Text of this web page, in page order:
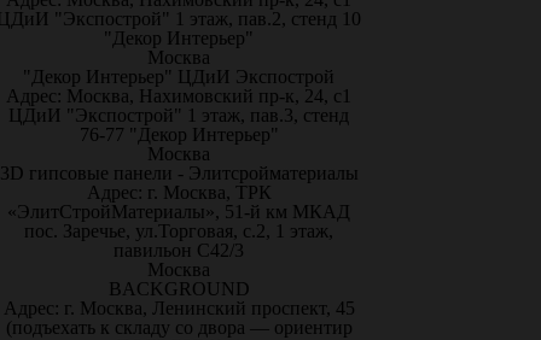
"Экспострой" 1 этаж, пав.2, стенд 10
"Декор Интерьер"
Москва
"Декор Интерьер" ЦДиИ Экспострой
Адрес: Москва, Нахимовский пр-к, 24, с1
ЦДиИ "Экспострой" 1 этаж, пав.3, стенд
76-77 "Декор Интерьер"
Москва
3D гипсовые панели - Элитсройматериалы
Адрес: г. Москва, ТРК
«ЭлитСтройМатериалы», 51-й км МКАД
пос. Заречье, ул.Торговая, с.2, 1 этаж,
павильон С42/3
Москва
BACKGROUND
Адрес: г. Москва, Ленинский проспект, 45
(подъехать к складу со двора — ориентир